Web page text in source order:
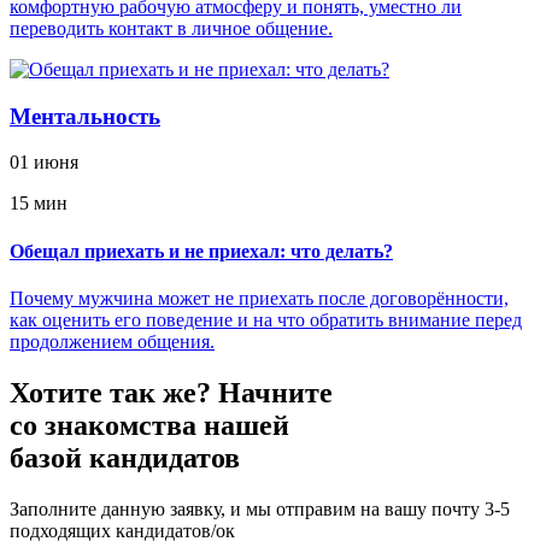
комфортную рабочую атмосферу и понять, уместно ли
переводить контакт в личное общение.
Ментальность
01 июня
15 мин
Обещал приехать и не приехал: что делать?
Почему мужчина может не приехать после договорённости,
как оценить его поведение и на что обратить внимание перед
продолжением общения.
Хотите так же? Начните
со знакомства нашей
базой кандидатов
Заполните данную заявку, и мы отправим на вашу почту 3-5
подходящих кандидатов/ок